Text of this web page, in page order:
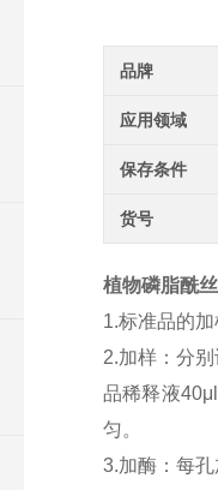
品牌
应用领域
保存条件
货号
植物磷脂酰
1.标准品的
2.加样：分
品稀释液
匀。
3.加酶：每